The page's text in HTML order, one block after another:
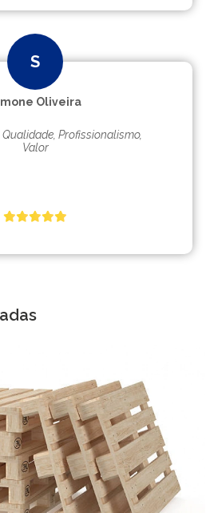
Oliveira
Profissionalismo,
Valor